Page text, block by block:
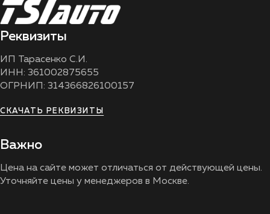
Реквизиты
ИП Тарасенко С.И.
ИНН: 361002875655
ОГРНИП: 314366826100157
СКАЧАТЬ РЕКВИЗИТЫ
Важно
Цена на сайте может отличаться от действующей цены.
Уточняйте цены у менеджеров в Москве.